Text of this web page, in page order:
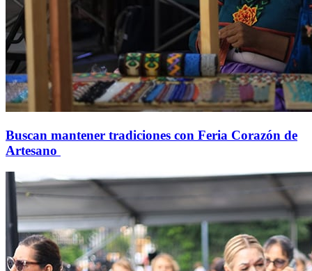
Buscan mantener tradiciones con Feria Corazón de
Artesano